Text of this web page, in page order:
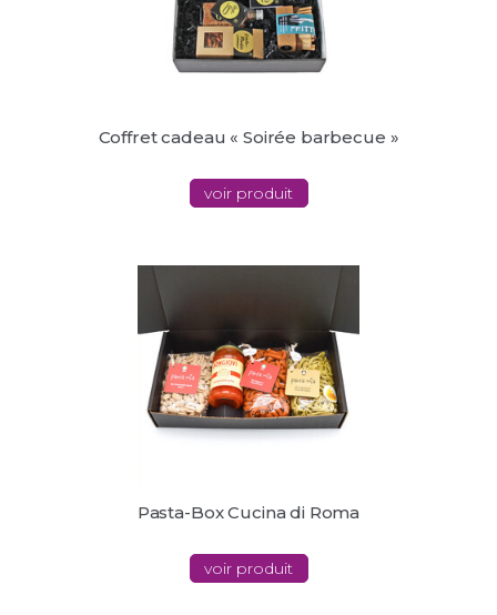
Coffret cadeau « Soirée barbecue »
voir produit
Pasta-Box Cucina di Roma
voir produit